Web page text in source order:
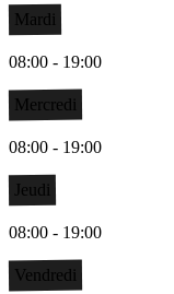
Mardi
08:00 - 19:00
Mercredi
08:00 - 19:00
Jeudi
08:00 - 19:00
Vendredi